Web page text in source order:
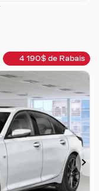
4 190$ de Rabais